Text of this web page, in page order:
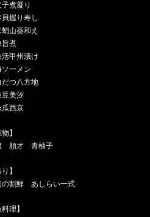
煮凝り
貝握り寿し
山葵和え
旨煮
活甲州漬け
ソーメン
だつ八方地
豆美汐
瓜西京
】
順才 青柚子
】
の割鮮 あしらい一式
理】